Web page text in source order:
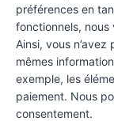
préférences en
fonctionnels,
Ainsi, vous
mêmes
exemple, les
paiement. Nous
consentement.